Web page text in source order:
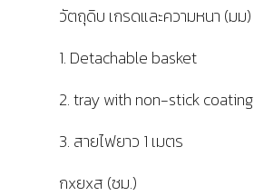
วัตถุดิบ เกรดและความหนา (มม)
1. Detachable basket
2. tray with non-stick coating
3. สายไฟยาว 1 เมตร
กxยxส (ซม.)